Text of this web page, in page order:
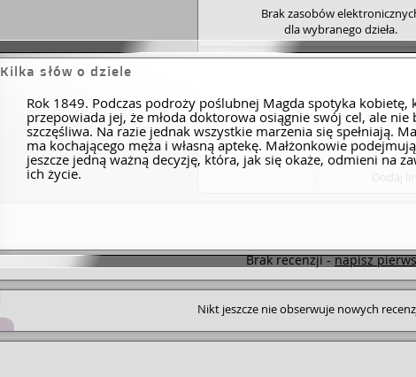
Brak zasobów
dla wybranego dzieła.
Brak recenzji -napisz
Nikt jeszcze nie obserwuje nowych
Kilka słów o dziele
Rok 1849. Podczas podroży poślubnej Magda spotyka kobietę,
przepowiada jej, że młoda doktorowa osiągnie swój cel, ale nie
szczęśliwa. Na razie jednak wszystkie marzenia się spełniają.
ma kochającego męża i własną aptekę. Małżonkowie podejmują
jeszcze jedną ważną decyzję, która, jak się okaże, odmieni na
ich życie.